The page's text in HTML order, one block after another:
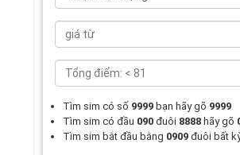
Tìm sim có số 9999 bạn hãy gõ 9999
Tìm sim có đầu 090đuôi 8888 hãy gõ
Tìm sim bắt đầu bằng 0909 đuôi bất